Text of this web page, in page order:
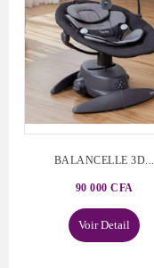
BALANCELLE 3D...
90 000 CFA
Voir Detail